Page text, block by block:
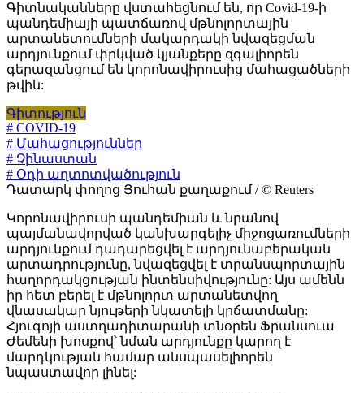
Գիտնականները վստահեցնում են, որ Covid-19-ի
պանդեմիայի պատճառով մթնոլորտային
արտանետումների մակարդակի նվազեցման
արդյունքում փրկված կյանքերը զգալիորեն
գերազանցում են կորոնավիրուսից մահացածների
թվին:
Գիտություն
# COVID-19
# Մահացություններ
# Չինաստան
# Օդի աղտոտվածություն
Դատարկ փողոց Յուհան քաղաքում / © Reuters
Կորոնավիրուսի պանդեմիան և նրանով
պայմանավորված կանխարգելիչ միջոցառումների
արդյունքում դադարեցվել է արդյունաբերական
արտադրությունը, նվազեցվել է տրանսպորտային
հաղորդակցության ինտենսիվությունը: Այս ամենն
իր հետ բերել է մթնոլորտ արտանետվող
վնասակար նյութերի նկատելի կրճատմանը:
Հյուգոյի աստղադիտարանի տնօրեն Ֆրանսուա
Ժեմենի խոսքով՝ նման արդյունքը կարող է
մարդկության համար անսպասելիորեն
նպաստավոր լինել: